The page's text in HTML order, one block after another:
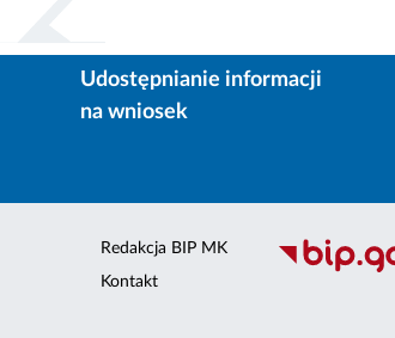
Udostępnianie informacji
na wniosek
Redakcja BIP MK
Kontakt